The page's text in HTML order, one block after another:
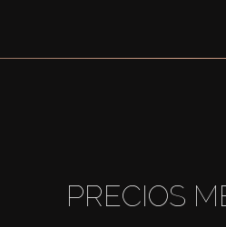
PRECIOS